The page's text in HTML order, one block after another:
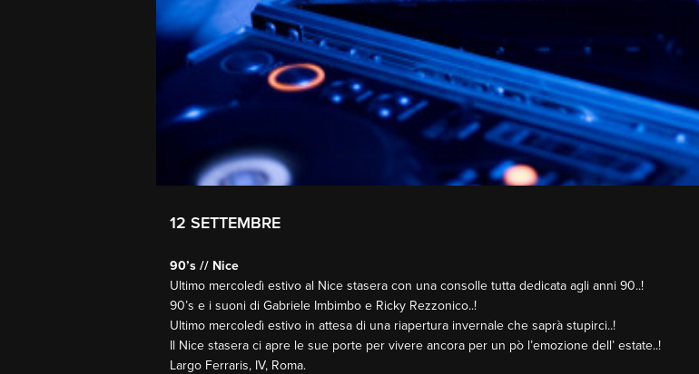
12 SETTEMBRE
90’s // Nice
Ultimo mercoledì estivo al Nice stasera con una consolle tutta dedicata agli anni 90..!
90’s e i suoni di Gabriele Imbimbo e Ricky Rezzonico..!
Ultimo mercoledì estivo in attesa di una riapertura invernale che saprà stupirci..!
Il Nice stasera ci apre le sue porte per vivere ancora per un pò l’emozione dell’ estate..!
Largo Ferraris, IV, Roma.